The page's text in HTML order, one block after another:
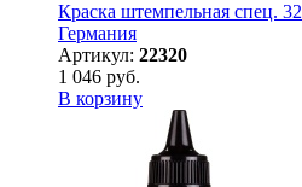
Краска штемпельная спец.
Германия
Артикул: 22320
1 046 руб.
В корзину